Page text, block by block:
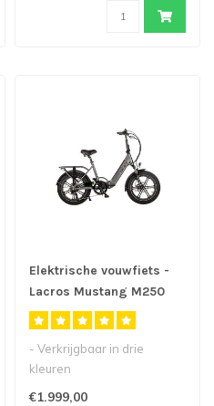
Elektrische vouwfiets -
Lacros Mustang M250
Fatbike
- Verkrijgbaar in drie
kleuren
€1.999,00